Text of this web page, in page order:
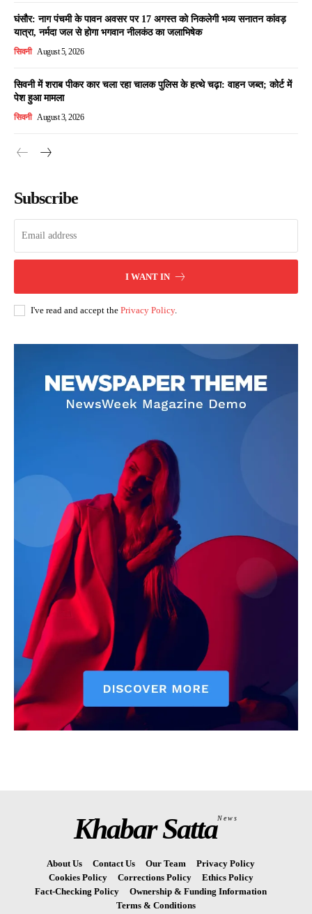
घंसौर: नाग पंचमी के पावन अवसर पर 17 अगस्त को निकलेगी भव्य सनातन कांवड़
यात्रा, नर्मदा जल से होगा भगवान नीलकंठ का जलाभिषेक
सिवनी August 5, 2026
सिवनी में शराब पीकर कार चला रहा चालक पुलिस के हत्थे चढ़ा: वाहन जब्त; कोर्ट में
पेश हुआ मामला
सिवनी August 3, 2026
Subscribe
I WANT IN
I've read and accept the Privacy Policy.
Khabar SattaNews
About Us Contact Us Our Team
Privacy Policy
Cookies Policy
Corrections Policy
Ethics Policy
Fact-Checking Policy
Ownership & Funding Information
Terms & Conditions